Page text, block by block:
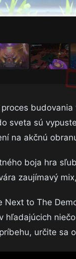
proces
sveta sú
na akčnú
boja hra
zaujímavý
Next to The
hľadajúcich
určite sa